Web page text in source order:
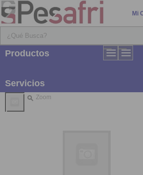
Mi
Productos
Servicios
Zoom